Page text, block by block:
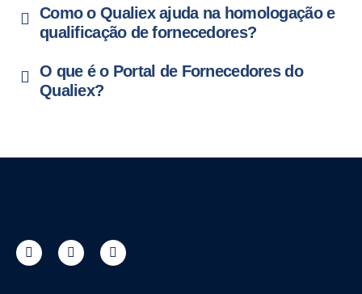
Como o Qualiex ajuda na homologação e
qualificação de fornecedores?
O que é o Portal de Fornecedores do
Qualiex?